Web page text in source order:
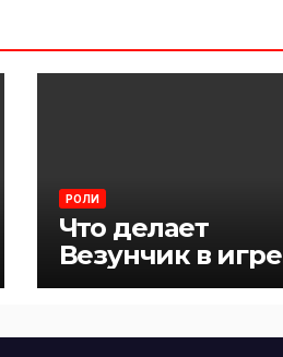
РОЛИ
Что делает
Везунчик в игре
Мафия?